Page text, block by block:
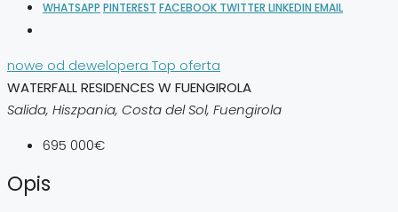
WHATSAPP PINTEREST FACEBOOK TWITTER LINKEDIN EMAIL
nowe od dewelopera Top oferta
WATERFALL RESIDENCES W FUENGIROLA
Salida, Hiszpania, Costa del Sol, Fuengirola
695 000€
Opis